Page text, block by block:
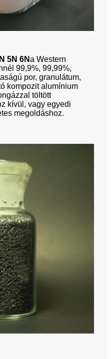
5N 6Na Western
99,9%, 99,99%,
por, granulátum,
kompozit alumínium
töltött
kívül, vagy egyedi
megoldáshoz.